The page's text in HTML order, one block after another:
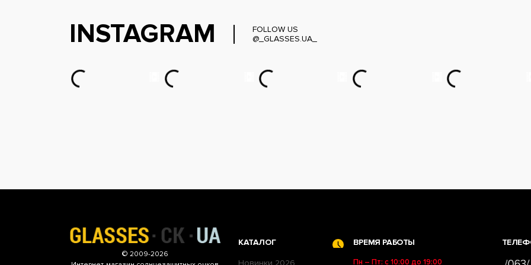
INSTAGRAM
FOLLOW US
@_GLASSES.UA_
© 2009-2026
КАТАЛОГ ВРЕМЯ РАБОТЫ
Пн – Пт: с 10:00 до 19:00